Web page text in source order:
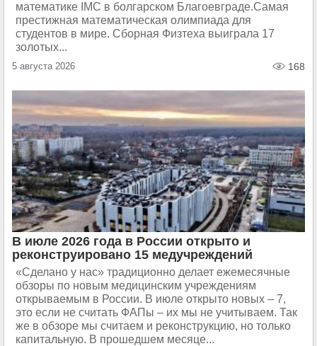
математике IMC в болгарском Благоевграде.Самая
престижная математическая олимпиада для
студентов в мире. Сборная Физтеха выиграла 17
золотых...
5 августа 2026 168
В июле 2026 года в России открыто и
реконструировано 15 медучреждений
«Сделано у нас» традиционно делает ежемесячные
обзоры по новым медицинским учреждениям
открываемым в России. В июле открыто новых – 7,
это если не считать ФАПы – их мы не учитываем. Так
же в обзоре мы считаем и реконструкцию, но только
капитальную. В прошедшем месяце...